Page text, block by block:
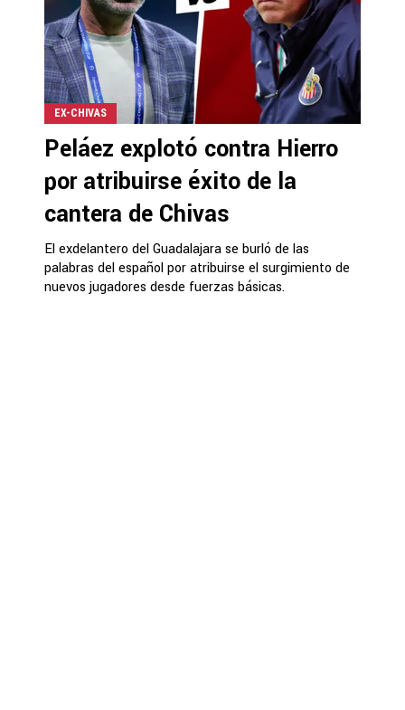
EX-CHIVAS
Peláez explotó contra Hierro
por atribuirse éxito de la
cantera de Chivas
El exdelantero del Guadalajara se burló de las
palabras del español por atribuirse el surgimiento de
nuevos jugadores desde fuerzas básicas.